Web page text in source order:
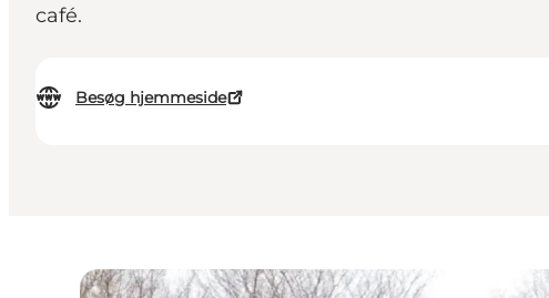
café.
Besøg hjemmeside